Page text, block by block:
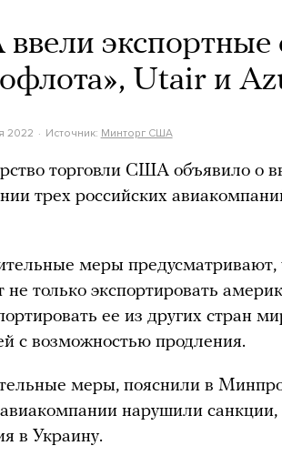
экспортные
Utair и
2022 Источник: Минторг США
торговли США объявило о
трех российских
меры предусматривают,
не только экспортировать
ее из других стран
с возможностью продления.
меры, пояснили в
авиакомпании нарушили
в Украину.